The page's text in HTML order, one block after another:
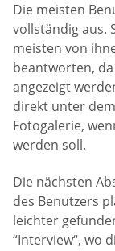
Die meisten
vollständig aus.
meisten von
beantworten,
angezeigt
direkt unter
Fotogalerie,
werden soll.
Die nächsten
des Benutzers
leichter
“Interview“, wo